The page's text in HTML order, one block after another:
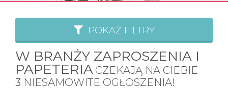
POKAŻ FILTRY
W BRANŻY ZAPROSZENIA I
PAPETERIA CZEKAJĄ NA CIEBIE
3 NIESAMOWITE OGŁOSZENIA!